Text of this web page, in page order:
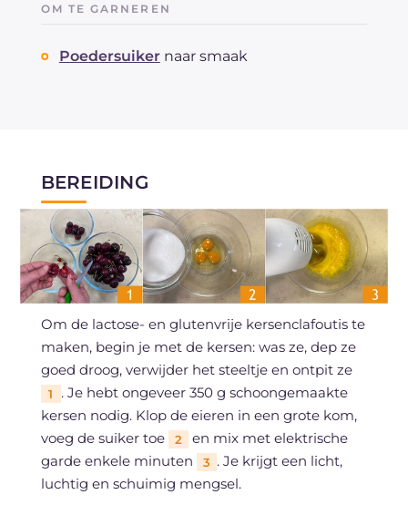
OM TE GARNEREN
Poedersuiker naar smaak
BEREIDING
Om de lactose- en glutenvrije kersenclafoutis te
maken, begin je met de kersen: was ze, dep ze
goed droog, verwijder het steeltje en ontpit ze
1
. Je hebt ongeveer 350 g schoongemaakte
kersen nodig. Klop de eieren in een grote kom,
voeg de suiker toe
2
en mix met elektrische
garde enkele minuten
3 . Je krijgt een licht,
luchtig en schuimig mengsel.